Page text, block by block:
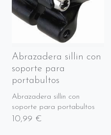
Abrazadera sillin con
soporte para
portabultos
Abrazadera sillin con
soporte para portabultos
10,99 €